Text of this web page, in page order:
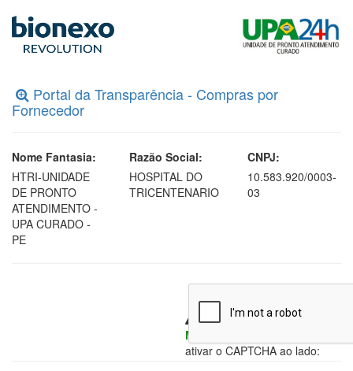
Portal da Transparência - Compras por
Fornecedor
Nome Fantasia:
HTRI-UNIDADE
DE PRONTO
ATENDIMENTO -
UPA CURADO -
PE
Razão Social:
HOSPITAL DO
TRICENTENARIO
CNPJ:
10.583.920/0003-
03
Para habilitar o botão
Mapa de Cotações
ativar o CAPTCHA ao lado: